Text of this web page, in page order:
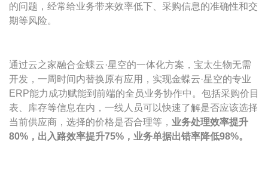
的问题，经常给业务带来效率低下、采购信息的准确性和交
期等风险。
通过云之家融合金蝶云·星空的一体化方案，宝太生物无需
开发，一周时间内替换原有应用，实现金蝶云·星空的专业
ERP能力成功赋能到前端的全员业务协作中。包括采购价目
表、库存等信息在内，一线人员可以快速了解是否应该选择
当前供应商，选择的价格是否合理等， 业务处理效率提升
80%，出入路效率提升75%，业务单据出错率降低98%。